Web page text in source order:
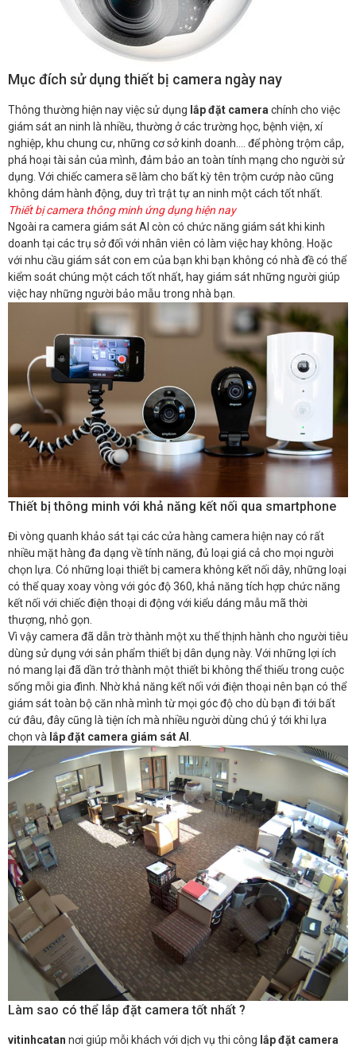
Mục đích sử dụng thiết bị camera ngày nay
Thông thường hiện nay việc sử dụng lắp đặt camera chính cho việc
giám sát an ninh là nhiều, thường ở các trường học, bệnh viện, xí
nghiệp, khu chung cư, những cơ sở kinh doanh…. để phòng trộm cắp,
phá hoại tài sản của mình, đảm bảo an toàn tính mạng cho người sử
dụng. Với chiếc camera sẽ làm cho bất kỳ tên trộm cướp nào cũng
không dám hành động, duy trì trật tự an ninh một cách tốt nhất.
Thiết bị camera thông minh ứng dụng hiện nay
Ngoài ra camera giám sát AI còn có chức năng giám sát khi kinh
doanh tại các trụ sở đối với nhân viên có làm việc hay không. Hoặc
với nhu cầu giám sát con em của bạn khi bạn không có nhà đề có thể
kiểm soát chúng một cách tốt nhất, hay giám sát những người giúp
việc hay những người bảo mẫu trong nhà bạn.
Thiết bị thông minh với khả năng kết nối qua smartphone
Đi vòng quanh khảo sát tại các cửa hàng camera hiện nay có rất
nhiều mặt hàng đa dạng về tính năng, đủ loại giá cả cho mọi người
chọn lựa. Có những loại thiết bị camera không kết nối dây, những loại
có thể quay xoay vòng với góc độ 360, khả năng tích hợp chức năng
kết nối với chiếc điện thoại di động với kiểu dáng mẫu mã thời
thượng, nhỏ gọn.
Vì vậy camera đã dẫn trờ thành một xu thế thịnh hành cho người tiêu
dùng sử dụng với sản phẩm thiết bị dân dụng này. Với những lợi ích
nó mang lại đã dần trở thành một thiết bi không thể thiếu trong cuộc
sống mỗi gia đình. Nhờ khả năng kết nối với điện thoại nên bạn có thể
giám sát toàn bộ căn nhà mình từ mọi góc độ cho dù bạn đi tới bất
cứ đâu, đây cũng là tiện ích mà nhiều người dùng chú ý tới khi lựa
chọn và lắp đặt camera giám sát AI
Làm sao có thể lắp đặt camera tốt nhất ?
vitinhcatan nơi giúp mỗi khách với dịch vụ thi công lắp đặt camera